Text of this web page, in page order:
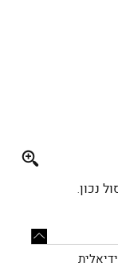
Full
נכון.